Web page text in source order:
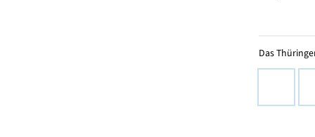
Das